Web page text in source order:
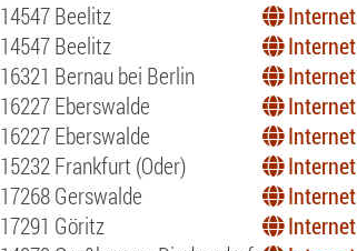
14547 Beelitz Internet
14547 Beelitz Internet
16321 Bernau bei Berlin Internet
16227 Eberswalde Internet
16227 Eberswalde Internet
15232 Frankfurt (Oder) Internet
17268 Gerswalde Internet
17291 Göritz Internet